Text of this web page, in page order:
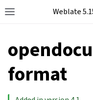
Weblate
format